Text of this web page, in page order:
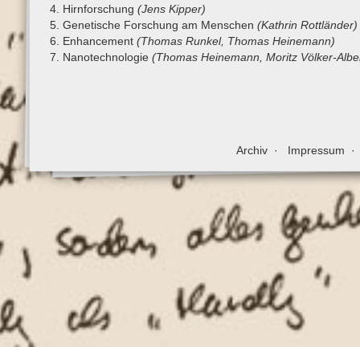
4. Hirnforschung (Jens Kipper)
5. Genetische Forschung am Menschen (Kathrin Rottländer)
6. Enhancement (Thomas Runkel, Thomas Heinemann)
7. Nanotechnologie (Thomas Heinemann, Moritz Völker-
Archiv Impressum